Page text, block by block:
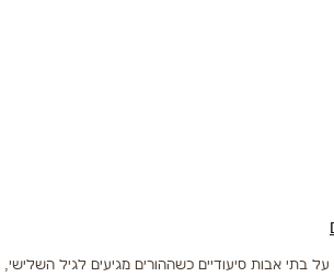
בתי אבות סיעודיים כשההורים מגיעים לגיל השלישי,